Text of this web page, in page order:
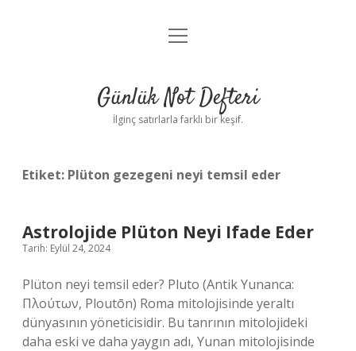
Anasayfa
Yasal Uyarı
menüyü
Günlük Not Defteri
İlginç satırlarla farklı bir keşif.
Etiket: Plüton gezegeni neyi temsil eder
Astrolojide Plüton Neyi Ifade Eder
Tarih: Eylül 24, 2024
Plüton neyi temsil eder? Pluto (Antik Yunanca:
Πλούτων, Ploutōn) Roma mitolojisinde yeraltı
dünyasının yöneticisidir. Bu tanrının mitolojideki
daha eski ve daha yaygın adı, Yunan mitolojisinde